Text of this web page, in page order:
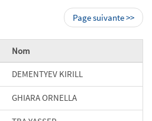
Page suivante >>
Nom
DEMENTYEV KIRILL
GHIARA ORNELLA